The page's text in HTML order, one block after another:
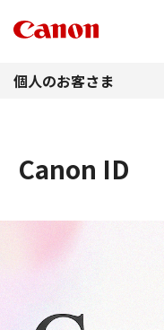
個人のお客さま
Canon ID